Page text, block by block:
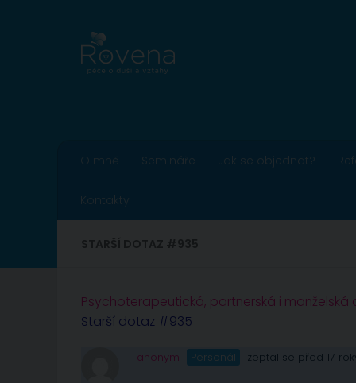
O mně Semináře Jak se objednat?
Kontakty
Psychoterapeutická, partnerská i
Starší dotaz #935
anonym Personál zeptal se před 17